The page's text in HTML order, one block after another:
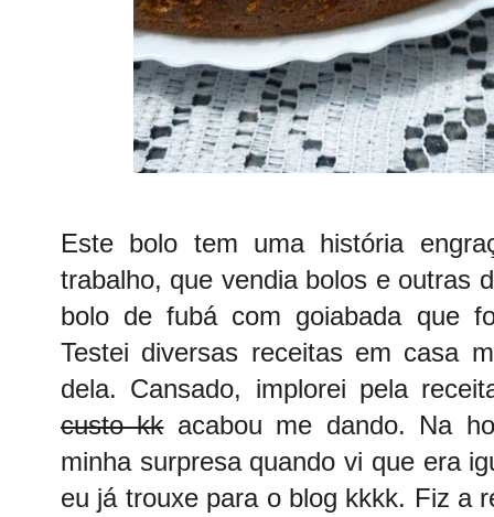
Este bolo tem uma história
trabalho, que vendia bolos e outras
bolo de fubá com goiabada que
Testei diversas receitas em casa
dela. Cansado, implorei pela
custo kkacabou me dando. Na
minha surpresa quando vi que era
eu já trouxe para o blog kkkk. Fiz a